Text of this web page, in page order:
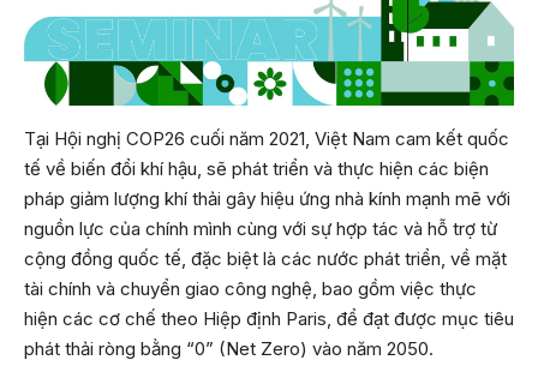
Tại Hội nghị COP26 cuối năm 2021, Việt Nam cam kết quốc
tế về biến đổi khí hậu, sẽ phát triển và thực hiện các biện
pháp giảm lượng khí thải gây hiệu ứng nhà kính mạnh mẽ với
nguồn lực của chính mình cùng với sự hợp tác và hỗ trợ từ
cộng đồng quốc tế, đặc biệt là các nước phát triển, về mặt
tài chính và chuyển giao công nghệ, bao gồm việc thực
hiện các cơ chế theo Hiệp định Paris, để đạt được mục tiêu
phát thải ròng bằng “0” (Net Zero) vào năm 2050.